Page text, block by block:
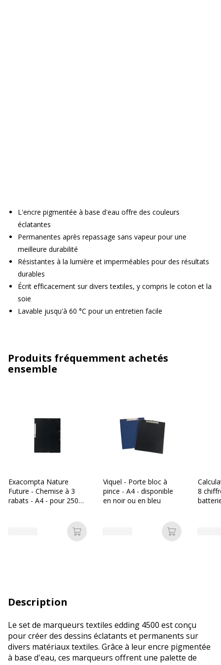
L'encre pigmentée à base d'eau offre des couleurs
éclatantes
Permanentes après repassage sans vapeur pour une
meilleure durabilité
Résistantes à la lumière et imperméables pour des résultats
durables
Écrit efficacement sur divers textiles, y compris le coton et la
soie
Lavable jusqu'à 60 °C pour un entretien facile
Produits fréquemment achetés
ensemble
Exacompta Nature
Future - Chemise à 3
rabats - A4 - pour 250
Ajouter au panier
Viquel - Porte bloc à
pince - A4 - disponible
en noir ou en bleu
Ajouter au
8
Description
Le set de marqueurs textiles edding 4500 est conçu
pour créer des dessins éclatants et permanents sur
divers matériaux textiles. Grâce à leur encre pigmentée
à base d'eau, ces marqueurs offrent une palette de